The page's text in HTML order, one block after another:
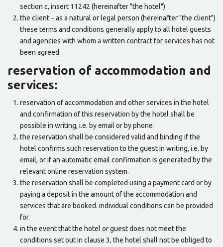
section c, insert 11242 (hereinafter "the hotel")
the client – as a natural or legal person (hereinafter "the client")
these terms and conditions generally apply to all hotel guests
and agencies with whom a written contract for services has not
been agreed.
reservation of accommodation and
services:
reservation of accommodation and other services in the hotel
and confirmation of this reservation by the hotel shall be
possible in writing, i.e. by email or by phone
the reservation shall be considered valid and binding if the
hotel confirms such reservation to the guest in writing, i.e. by
email, or if an automatic email confirmation is generated by the
relevant online reservation system.
the reservation shall be completed using a payment card or by
paying a deposit in the amount of the accommodation and
services that are booked. individual conditions can be provided
for.
in the event that the hotel or guest does not meet the
conditions set out in clause 3, the hotel shall not be obliged to